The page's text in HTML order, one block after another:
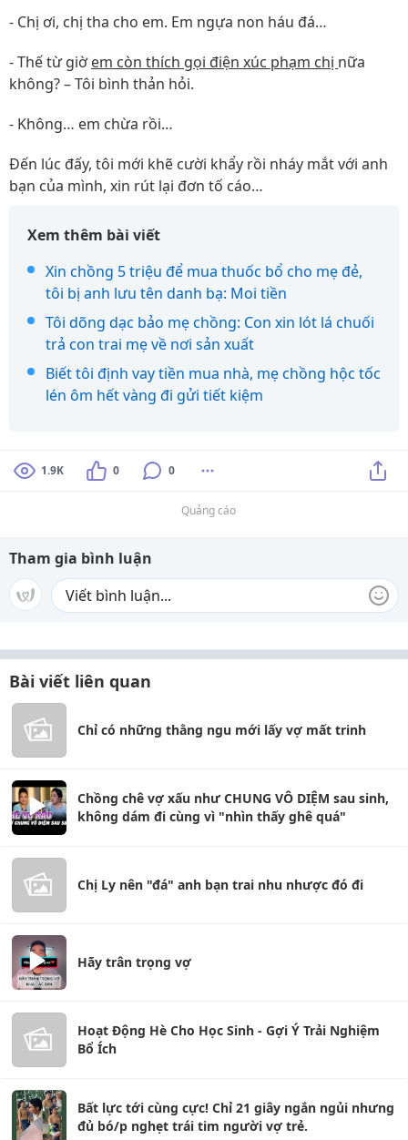
- Chị ơi, chị tha cho em. Em ngựa non háu đá…
- Thế từ giờem còn thích gọi điện xúc phạm chị nữa
không? – Tôi bình thản hỏi.
- Không… em chừa rồi…
Đến lúc đấy, tôi mới khẽ cười khẩy rồi nháy mắt với anh
bạn của mình, xin rút lại đơn tố cáo…
Xem thêm bài viết
Xin chồng 5 triệu để mua thuốc bổ cho mẹ đẻ,
tôi bị anh lưu tên danh bạ: Moi tiền
Tôi dõng dạc bảo mẹ chồng: Con xin lót lá chuối
trả con trai mẹ về nơi sản xuất
Biết tôi định vay tiền mua nhà, mẹ chồng hộc tốc
lén ôm hết vàng đi gửi tiết kiệm
1.9K 0 0
Quảng cáo
Tham gia bình luận
Bài viết liên quan
Chỉ có những thằng ngu mới lấy vợ mất trinh
Chồng chê vợ xấu như CHUNG VÔ DIỆM sau sinh,
không dám đi cùng vì "nhìn thấy ghê quá"
Chị Ly nên "đá" anh bạn trai nhu nhược đó đi
Hãy trân trọng vợ
Hoạt Động Hè Cho Học Sinh - Gợi Ý Trải Nghiệm
Bổ Ích
Bất lực tới cùng cực! Chỉ 21 giây ngắn ngủi nhưng
đủ bó/p nghẹt trái tim người vợ trẻ.